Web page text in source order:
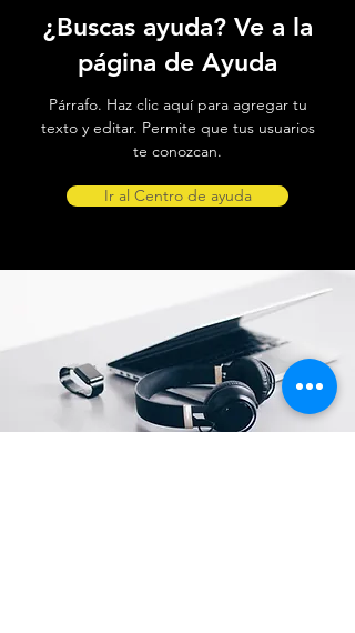
¿Buscas ayuda? Ve a la
página de Ayuda
Párrafo. Haz clic aquí para agregar tu
texto y editar. Permite que tus usuarios
te conozcan.
Ir al Centro de ayuda